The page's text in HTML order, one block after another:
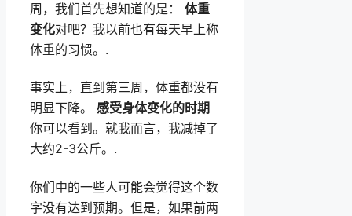
周，我们首先想知道的是： 体重
变化对吧？我以前也有每天早上称
体重的习惯。.
事实上，直到第三周，体重都没有
明显下降。 感受身体变化的时期
你可以看到。就我而言，我减掉了
大约2-3公斤。.
你们中的一些人可能会觉得这个数
字没有达到预期。但是，如果前两